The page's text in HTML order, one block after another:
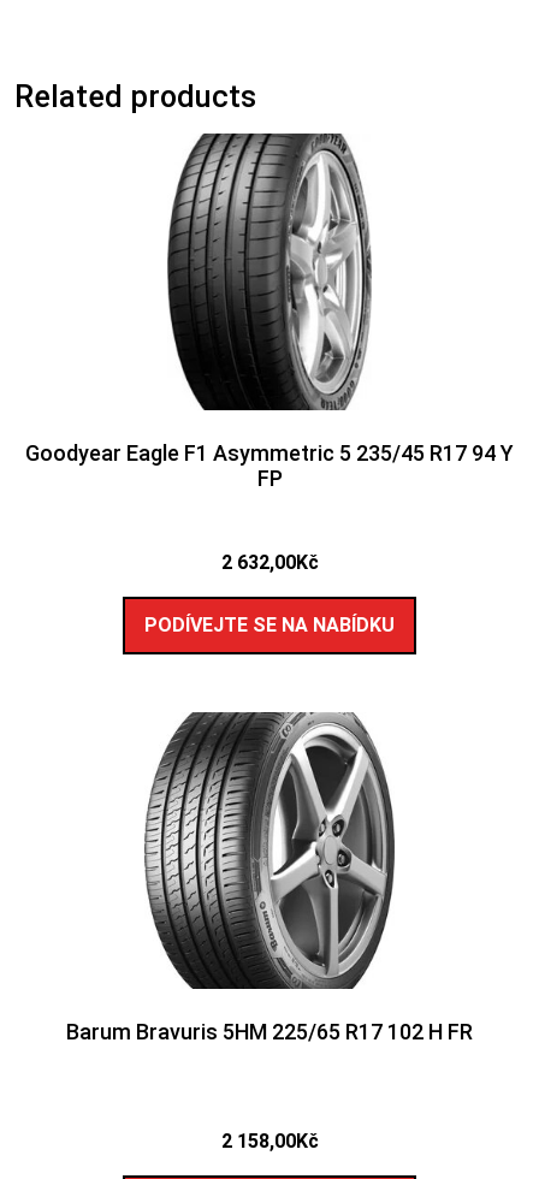
Related products
Goodyear Eagle F1 Asymmetric 5 235/45 R17 94 Y
FP
2 632,00Kč
PODÍVEJTE SE NA NABÍDKU
Barum Bravuris 5HM 225/65 R17 102 H FR
2 158,00Kč